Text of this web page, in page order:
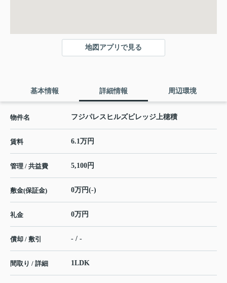
地図アプリで見る
基本情報 詳細情報 周辺環境
物件名 フジパレスヒルズビレッジ上穂積
賃料 6.1万円
管理 / 共益費 5,100円
敷金(保証金) 0万円(-)
礼金 0万円
償却 / 敷引 - / -
間取り / 詳細 1LDK